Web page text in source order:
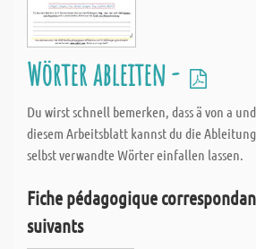
Wörter ableiten -
Du wirst schnell bemerken, dass ä von a
diesem Arbeitsblatt kannst du die
selbst verwandte Wörter einfallen lassen.
Fiche pédagogique
suivants